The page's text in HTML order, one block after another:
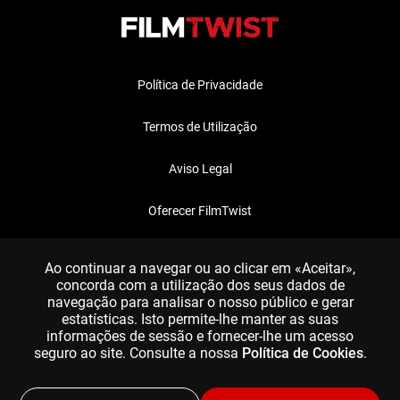
Política de Privacidade
Termos de Utilização
Aviso Legal
Oferecer FilmTwist
Ao continuar a navegar ou ao clicar em «Aceitar»,
concorda com a utilização dos seus dados de
navegação para analisar o nosso público e gerar
estatísticas. Isto permite-lhe manter as suas
informações de sessão e fornecer-lhe um acesso
seguro ao site. Consulte a nossa Política de Cookies.